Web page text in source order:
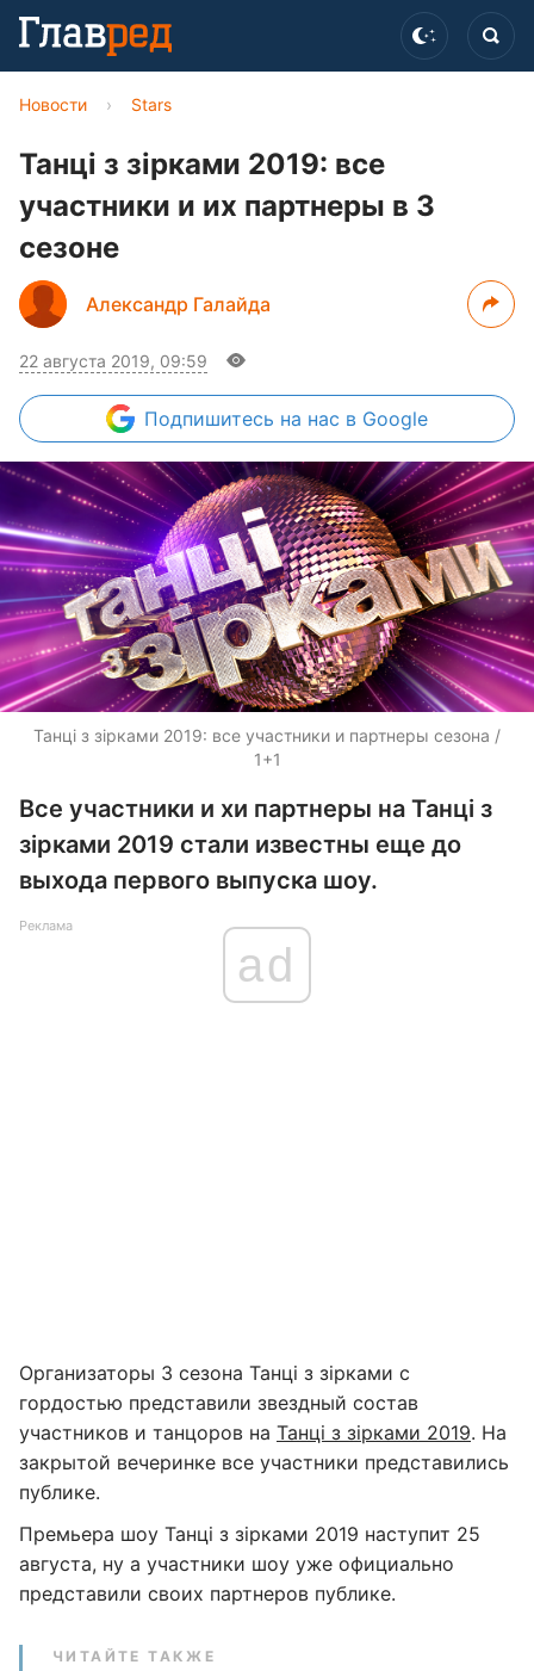
Новости › Stars
Танці з зірками 2019: все
участники и их партнеры в 3
сезоне
Александр Галайда
22 августа 2019, 09:59
Подпишитесь на нас в Google
Танці з зірками 2019: все участники и партнеры сезона /
1+1
Все участники и хи партнеры на Танці з
зірками 2019 стали известны еще до
выхода первого выпуска шоу.
Реклама
ad
Организаторы 3 сезона Танці з зірками с
гордостью представили звездный состав
участников и танцоров на Танці з зірками 2019. На
закрытой вечеринке все участники представились
публике.
Премьера шоу Танці з зірками 2019 наступит 25
августа, ну а участники шоу уже официально
представили своих партнеров публике.
ЧИТАЙТЕ ТАКЖЕ